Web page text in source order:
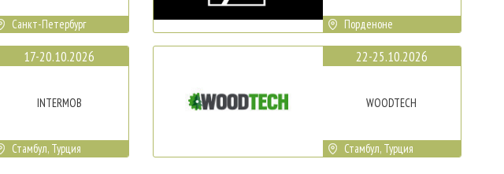
Санкт-Петербург
17-20.10.2026
INTERMOB
Стамбул, Турция
Порденоне
22-25.10.2026
WOODTECH
Стамбул, Турция